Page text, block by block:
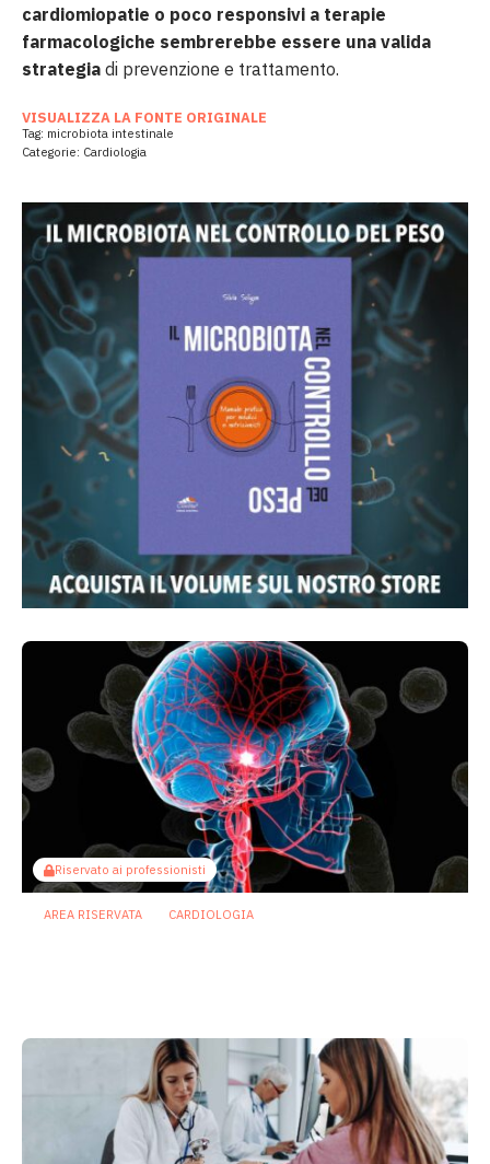
cardiomiopatie o poco responsivi a terapie
farmacologiche sembrerebbe essere una valida
strategia di prevenzione e trattamento.
VISUALIZZA LA FONTE ORIGINALE
Tag: microbiota intestinale
Categorie: Cardiologia
Riservato ai professionisti
AREA RISERVATA CARDIOLOGIA